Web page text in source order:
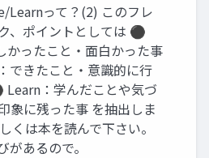
Learnって？(2) このフレ
、ポイントとしては ⚫
かったこと・面白かった事
できたこと・意識的に行
Learn：学んだことや気づ
象に残った事 を抽出しま
くは本を読んで下さい。
があるので。